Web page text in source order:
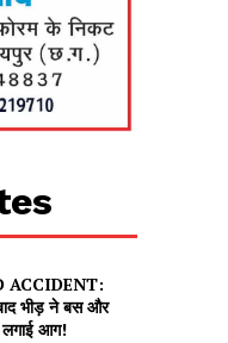
ACCIDENT:
भीड़ ने बस और
लगाई आग!